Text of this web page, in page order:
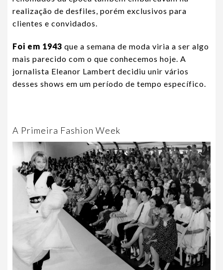
realização de desfiles, porém exclusivos para
clientes e convidados.
Foi em 1943 que a semana de moda viria a ser algo
mais parecido com o que conhecemos hoje. A
jornalista Eleanor Lambert decidiu unir vários
desses shows em um período de tempo específico.
A Primeira Fashion Week